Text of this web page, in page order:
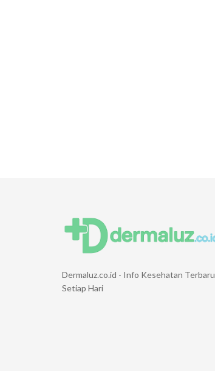
Dermaluz.co.id - Info Kesehatan Terbaru
Setiap Hari